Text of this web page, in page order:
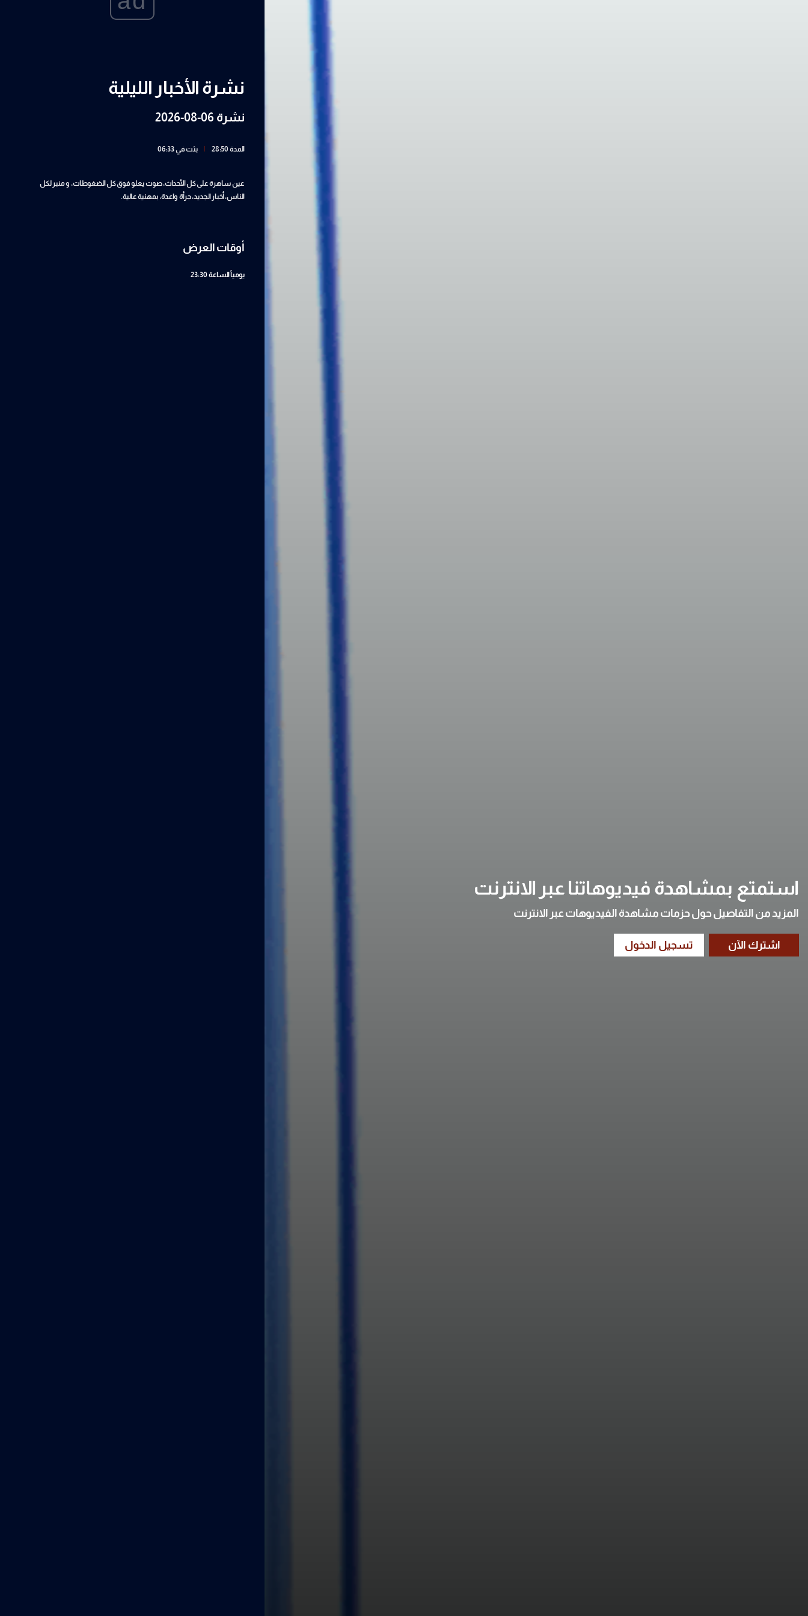
استمتع بمشاهدة فيديوهاتنا عبر الانترنت
المزيد من التفاصيل حول حزمات مشاهدة الفيديوهات عبر الانترنت
نشرة الأخبار الليلية
نشرة 06-08-2026
المدة 28:50 بثت في 06:33
عين ساهرة على كل الأحداث، صوت يعلو فوق كل الضغوطات، و منبر لكل
الناس، أخبار الجديد، جرأة واعدة، بمهنية عالية.
أوقات العرض
يومياًالساعة 23:30